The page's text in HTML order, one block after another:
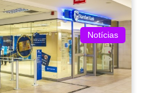
Notícias